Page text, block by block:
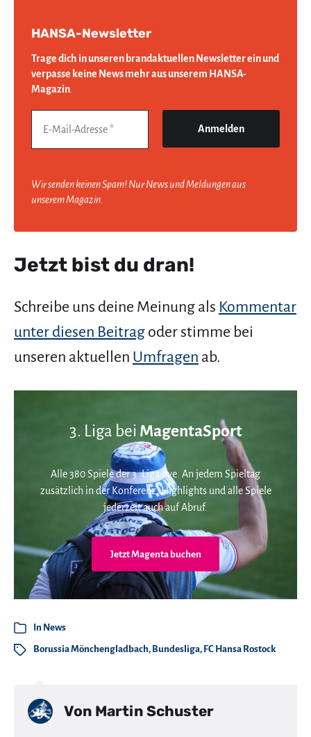
HANSA-Newsletter
Trage dich in unseren brandaktuellen Newsletter ein und
verpasse keine News mehr aus unserem HANSA-
Magazin.
Wir senden keinen Spam! Nur News und Meldungen aus
unserem Magazin.
Jetzt bist du dran!
Schreibe uns deine Meinung als Kommentar
unter diesen Beitrag oder stimme bei
unseren aktuellen Umfragen ab.
3. Liga bei MagentaSport
Alle 380 Spiele der 3. Liga live. An jedem Spieltag
zusätzlich in der Konferenz. Highlights und alle Spiele
jederzeit auch auf Abruf.
Jetzt Magenta buchen
In News
Borussia Mönchengladbach, Bundesliga, FC Hansa Rostock
Von Martin Schuster